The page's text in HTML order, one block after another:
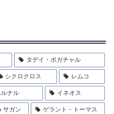
タデイ・ポガチャル
シクロクロス レムコ
ナル イネオス
サガン ゲラント・トーマス